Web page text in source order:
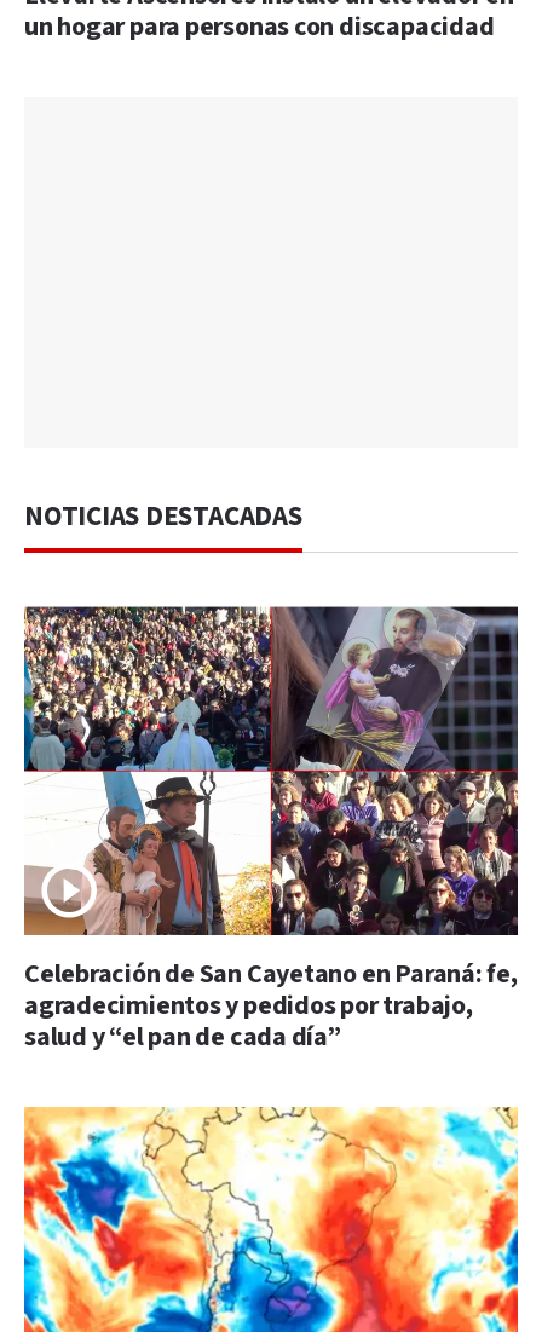
un hogar para personas con discapacidad
NOTICIAS DESTACADAS
Celebración de San Cayetano en Paraná: fe,
agradecimientos y pedidos por trabajo,
salud y “el pan de cada día”